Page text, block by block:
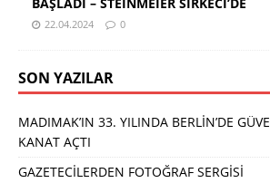
22.04.2024 0
SON YAZILAR
MADIMAK’IN 33. YILINDA BERLİN’DE
KANAT AÇTI
GAZETECİLERDEN FOTOĞRAF SERGİSİ